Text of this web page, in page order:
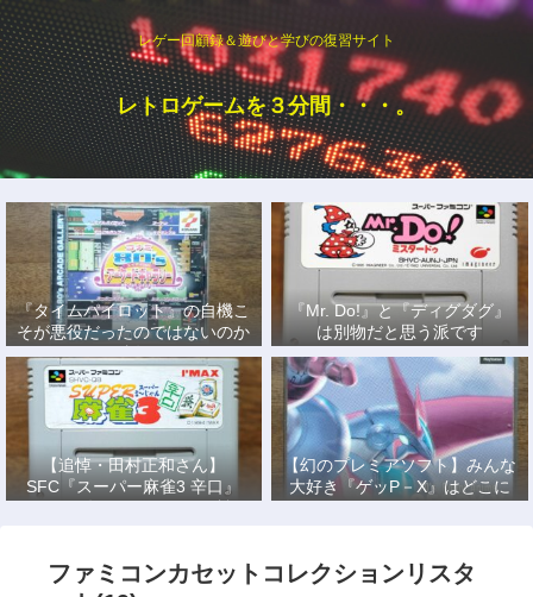
レゲー回顧録＆遊びと学びの復習サイト
レトロゲームを３分間・・・。
『タイムパイロット』の自機こ
そが悪役だったのではないのか
説
『Mr. Do!』と『ディグダグ』
は別物だと思う派です
【追悼・田村正和さん】
SFC『スーパー麻雀3 辛口』
で、あの名優になりきって戦っ
【幻のプレミアソフト】みんな
大好き『ゲッP－X』はどこに
もない！
ファミコンカセットコレクションリスタ